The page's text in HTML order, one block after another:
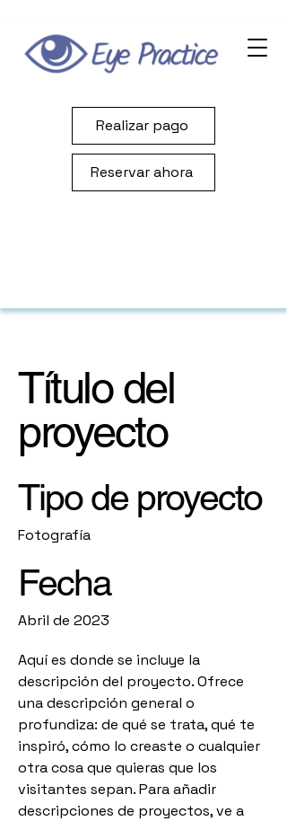
Realizar pago
Reservar ahora
Título del
proyecto
Tipo de proyecto
Fotografía
Fecha
Abril de 2023
Aquí es donde se incluye la
descripción del proyecto. Ofrece
una descripción general o
profundiza: de qué se trata, qué te
inspiró, cómo lo creaste o cualquier
otra cosa que quieras que los
visitantes sepan. Para añadir
descripciones de proyectos, ve a